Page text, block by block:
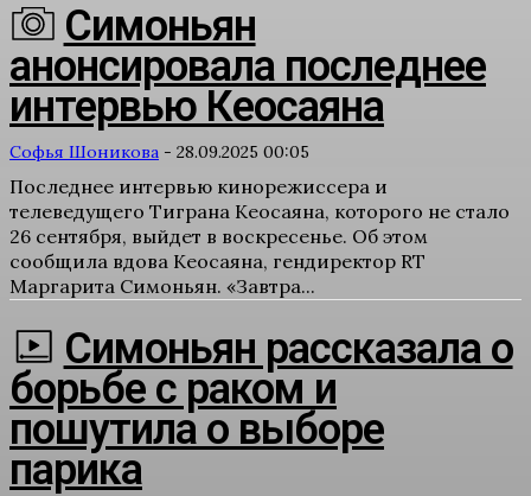
Симоньян
анонсировала последнее
интервью Кеосаяна
Софья Шоникова - 28.09.2025 00:05
Последнее интервью кинорежиссера и
телеведущего Тиграна Кеосаяна, которого не стало
26 сентября, выйдет в воскресенье. Об этом
сообщила вдова Кеосаяна, гендиректор RT
Маргарита Симоньян. «Завтра...
Симоньян рассказала о
борьбе с раком и
пошутила о выборе
парика